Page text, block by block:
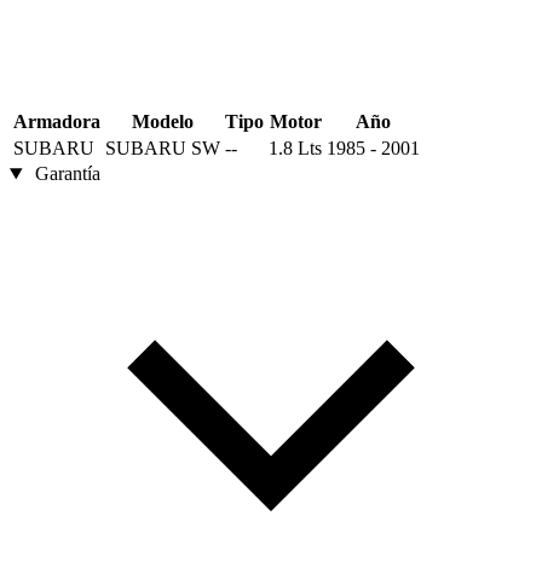
Armadora Modelo Tipo Motor
Año
SUBARU SUBARU SW -- 1.8 Lts 1985 - 2001
Garantía